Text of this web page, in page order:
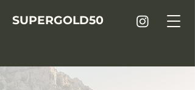
SUPERGOLD50